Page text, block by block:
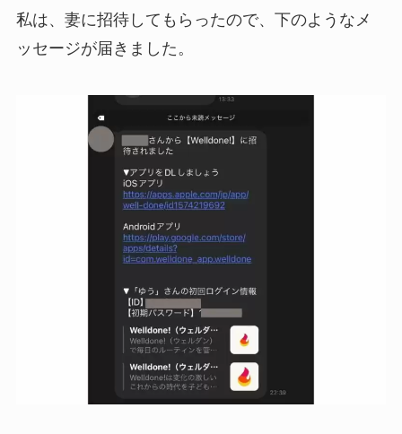
私は、妻に招待してもらったので、下のようなメ
ッセージが届きました。